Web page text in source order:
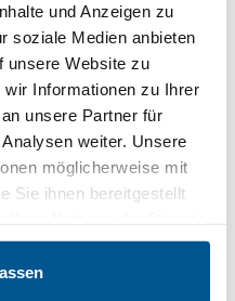
und Anzeigen zu
soziale Medien anbieten
unsere Website zu
Informationen zu Ihrer
unsere Partner für
weiter. Unsere
möglicherweise mit
Sie ihnen bereitgestellt